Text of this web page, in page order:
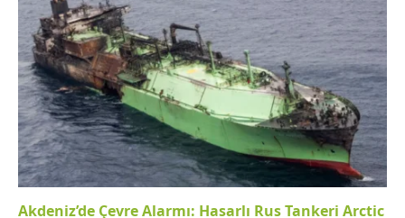
Akdeniz’de Çevre Alarmı: Hasarlı Rus Tankeri Arctic